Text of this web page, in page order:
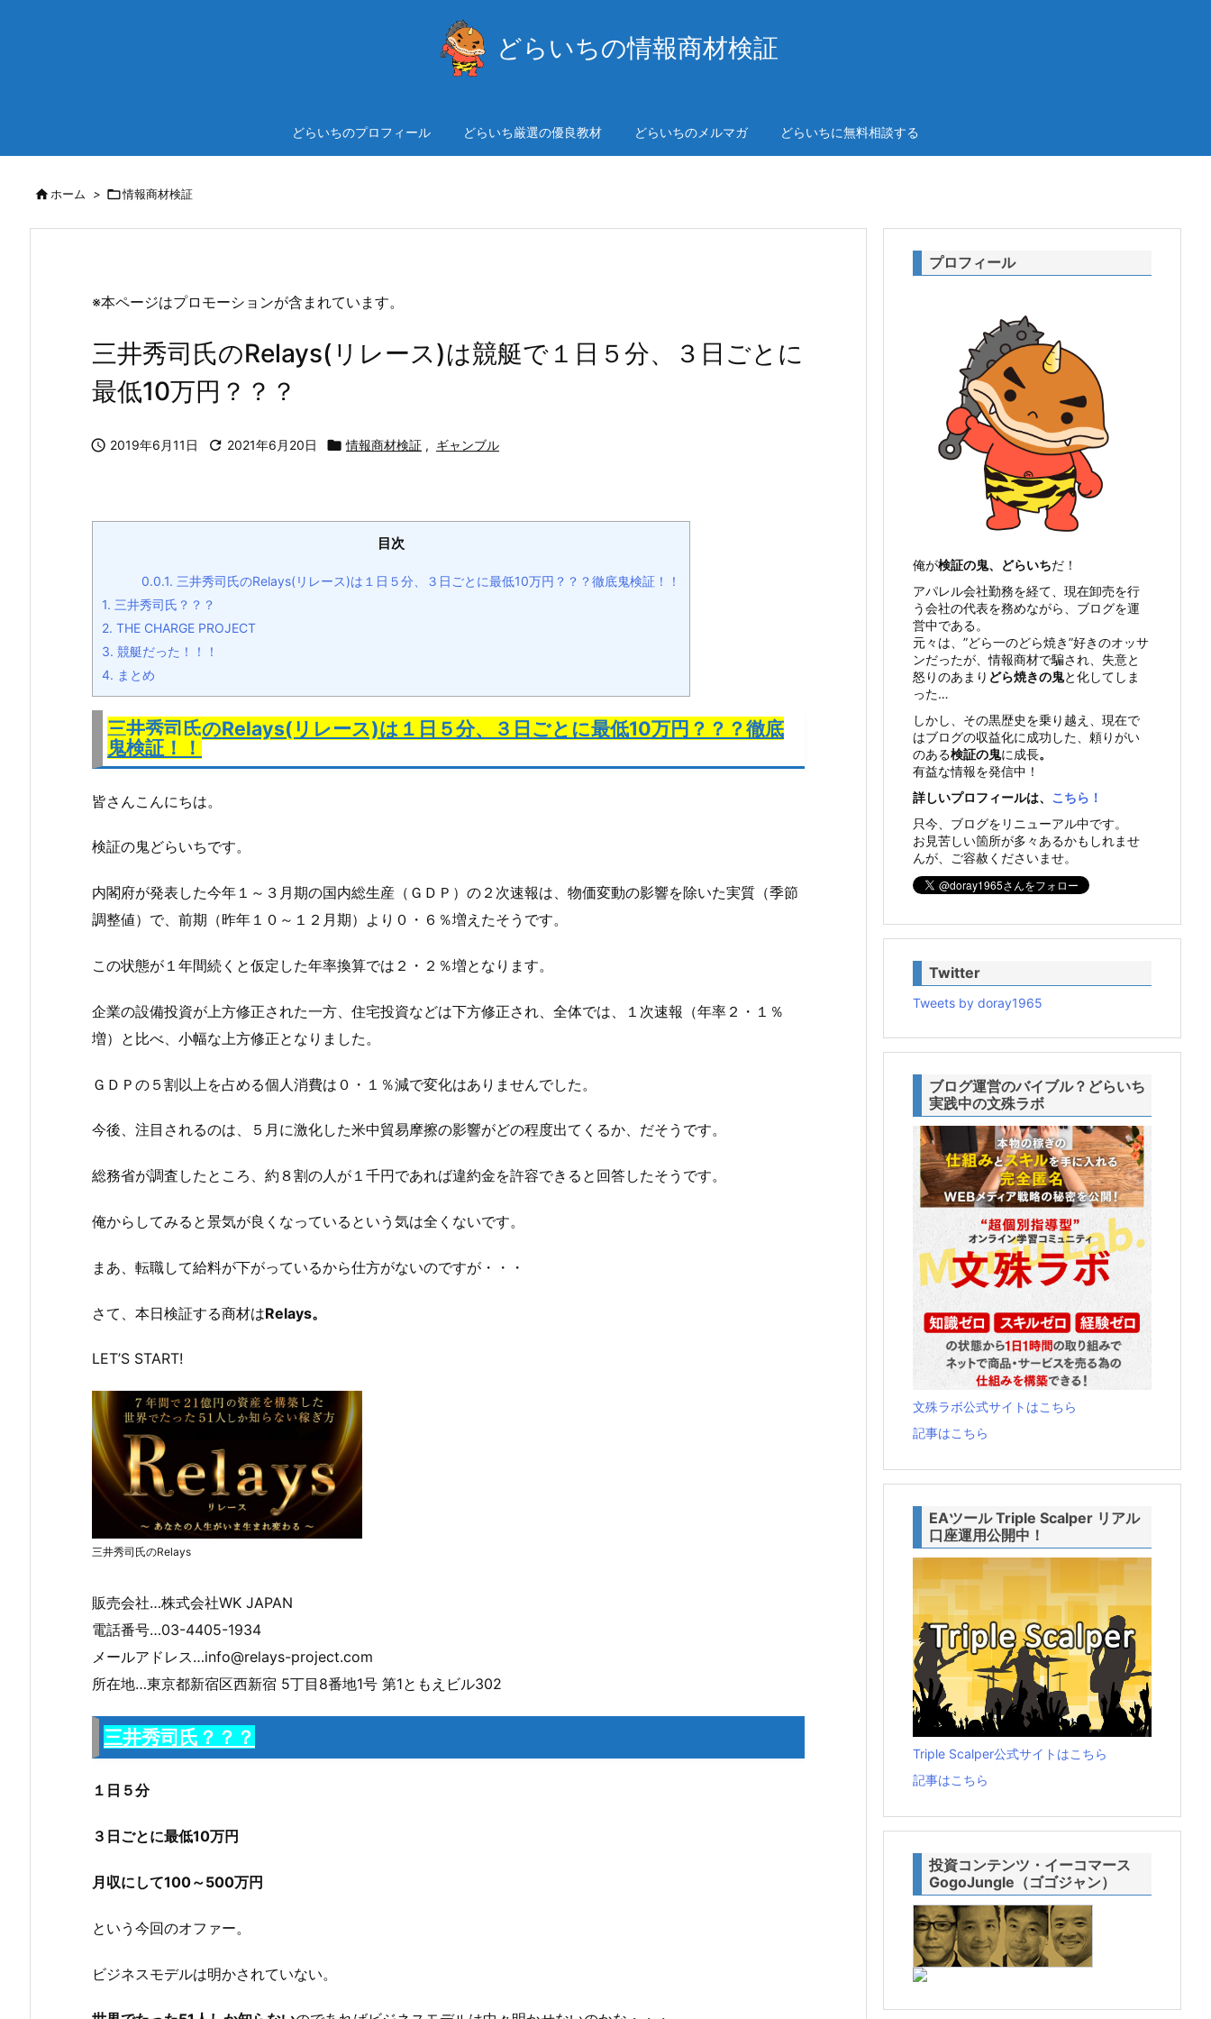
どらいちの情報商材検証
どらいちのプロフィール どらいち厳選の優良教材 どらいちのメルマガ どらいちに無料相談する
ホーム > 情報商材検証
※本ページはプロモーションが含まれています。
三井秀司氏のRelays(リレース)は競艇で１日５分、３日ごとに
最低10万円？？？
 2019年6月11日  2021年6月20日  情報商材検証 , ギャンブル
目次
0.0.1. 三井秀司氏のRelays(リレース)は１日５分、３日ごとに最低10万円？？？徹底鬼検証！！
1. 三井秀司氏？？？
2. THE CHARGE PROJECT
3. 競艇だった！！！
4. まとめ
三井秀司氏のRelays(リレース)は１日５分、３日ごとに最低10万円？？？徹底
鬼検証！！
皆さんこんにちは。
検証の鬼どらいちです。
内閣府が発表した今年１～３月期の国内総生産（ＧＤＰ）の２次速報は、物価変動の影響を除いた実質（季節
調整値）で、前期（昨年１０～１２月期）より０・６％増えたそうです。
この状態が１年間続くと仮定した年率換算では２・２％増となります。
企業の設備投資が上方修正された一方、住宅投資などは下方修正され、全体では、１次速報（年率２・１％
増）と比べ、小幅な上方修正となりました。
ＧＤＰの５割以上を占める個人消費は０・１％減で変化はありませんでした。
今後、注目されるのは、５月に激化した米中貿易摩擦の影響がどの程度出てくるか、だそうです。
総務省が調査したところ、約８割の人が１千円であれば違約金を許容できると回答したそうです。
俺からしてみると景気が良くなっているという気は全くないです。
まあ、転職して給料が下がっているから仕方がないのですが・・・
さて、本日検証する商材はRelays。
LET’S START!
三井秀司氏のRelays
販売会社…株式会社WK JAPAN
電話番号…03-4405-1934
メールアドレス…info@relays-project.com
所在地…東京都新宿区西新宿 5丁目8番地1号 第1ともえビル302
三井秀司氏？？？
１日５分
３日ごとに最低10万円
月収にして100～500万円
という今回のオファー。
ビジネスモデルは明かされていない。
プロフィール
俺が検証の鬼、どらいちだ！
アパレル会社勤務を経て、現在卸売を行
う会社の代表を務めながら、ブログを運
営中である。
元々は、”どら一のどら焼き”好きのオッサ
ンだったが、情報商材で騙され、失意と
怒りのあまり どら焼きの鬼と化してしま
った…
しかし、その黒歴史を乗り越え、現在で
はブログの収益化に成功した、頼りがい
のある検証の鬼に成長。
有益な情報を発信中！
詳しいプロフィールは、 こちら！
只今、ブログをリニューアル中です。
お見苦しい箇所が多々あるかもしれませ
んが、ご容赦くださいませ。
Twitter
Tweets by doray1965
ブログ運営のバイブル？どらいち
実践中の文殊ラボ
文殊ラボ公式サイトはこちら
記事はこちら
EAツール Triple Scalper リアル
口座運用公開中！
Triple Scalper公式サイトはこちら
記事はこちら
投資コンテンツ・イーコマース
GogoJungle（ゴゴジャン）